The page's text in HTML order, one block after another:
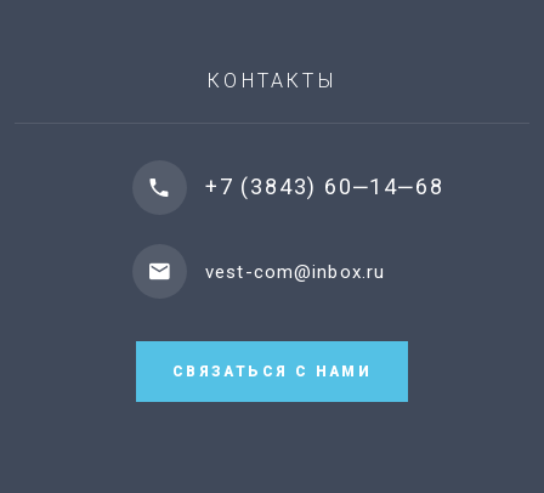
КОНТАКТЫ
+7 (3843) 60‒14‒68
vest-com@inbox.ru
СВЯЗАТЬСЯ С НАМИ